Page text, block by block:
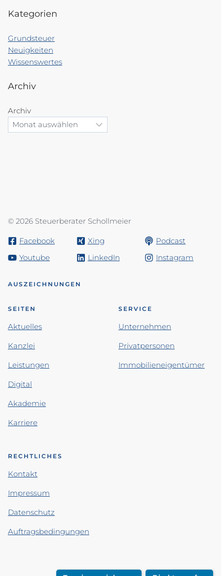
Kategorien
Grundsteuer
Neuigkeiten
Wissenswertes
Archiv
Archiv
© 2026 Steuerberater Schollmeier
Facebook Xing
Podcast
Youtube
LinkedIn Instagram
AUSZEICHNUNGEN
SEITEN
Aktuelles
Kanzlei
Leistungen
Digital
Akademie
Karriere
SERVICE
Unternehmen
Privatpersonen
Immobilieneigentümer
RECHTLICHES
Kontakt
Impressum
Datenschutz
Auftragsbedingungen